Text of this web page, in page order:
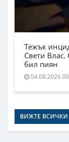
Тежък
Свети
бил пиян
04.08.2026
ВИЖТЕ